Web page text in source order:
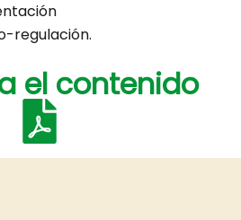
regulación.
el contenido